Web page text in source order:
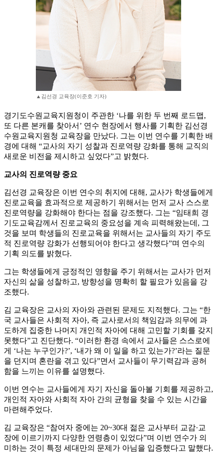
▲김선경 교육장(이준호 기자)
경기도수원교육지원청이 주관한 ‘나를 위한 두 번째 로드맵,
또 다른 본캐를 찾아서’ 연수 현장에서 행사를 기획한 김선경
수원교육지원청 교육장을 만났다. 그는 이번 연수를 기획한 배
경에 대해 “교사의 자기 성찰과 진로역량 강화를 통해 교직의
새로운 비전을 제시하고 싶었다”고 밝혔다.
교사의 진로역량 중요
김선경 교육장은 이번 연수의 취지에 대해, 교사가 학생들에게
진로교육을 효과적으로 제공하기 위해서는 먼저 교사 스스로
진로역량을 강화해야 한다는 점을 강조했다. 그는 “임태희 경
기도교육감께서 진로교육의 중요성을 계속 피력해왔는데, 그
것을 보며 학생들의 진로교육을 위해서는 교사들의 자기 주도
적 진로역량 강화가 선행되어야 한다고 생각했다”며 연수의
기획 의도를 밝혔다.
그는 학생들에게 긍정적인 영향을 주기 위해서는 교사가 먼저
자신의 삶을 성찰하고, 방향성을 명확히 할 필요가 있음을 강
조했다.
김 교육장은 교사의 자아와 관련된 문제도 지적했다. 그는 “한
국 교사들은 사회적 자아, 즉 교사로서의 책임감과 의무에 과
도하게 집중한 나머지 개인적 자아에 대해 고민할 기회를 갖지
못했다”고 진단했다. “이러한 환경 속에서 교사들은 스스로에
게 ‘나는 누구인가?’, ‘내가 왜 이 일을 하고 있는가?’라는 질문
을 던지며 혼란을 겪고 있다”면서 교사들이 무기력감과 공허
함을 느끼는 이유를 설명했다.
이번 연수는 교사들에게 자기 자신을 돌아볼 기회를 제공하고,
개인적 자아와 사회적 자아 간의 균형을 찾을 수 있는 시간을
마련해주었다.
김 교육장은 “참여자 중에는 20~30대 젊은 교사부터 교감·교
장에 이르기까지 다양한 연령층이 있었다”며 이번 연수가 의
미하는 것이 특정 세대만의 문제가 아님을 입증했다고 말했다.